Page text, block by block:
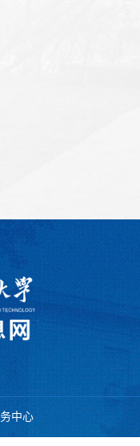
中心